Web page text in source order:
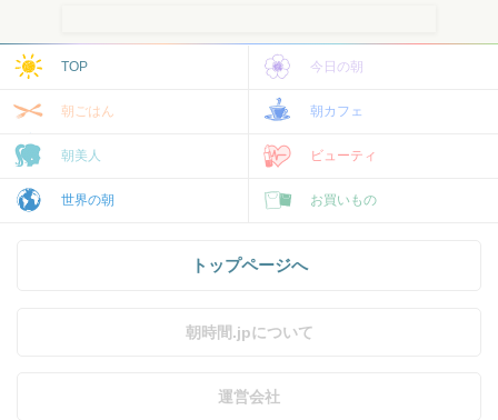
TOP 今日の朝
朝ごはん 朝カフェ
朝美人 ビューティ
世界の朝 お買いもの
トップページへ
朝時間.jpについて
運営会社